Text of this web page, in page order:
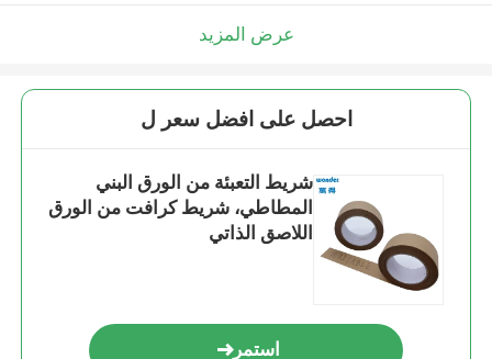
عرض المزيد
احصل على افضل سعر ل
شريط التعبئة من الورق البني
المطاطي، شريط كرافت من الورق
اللاصق الذاتي
استمر